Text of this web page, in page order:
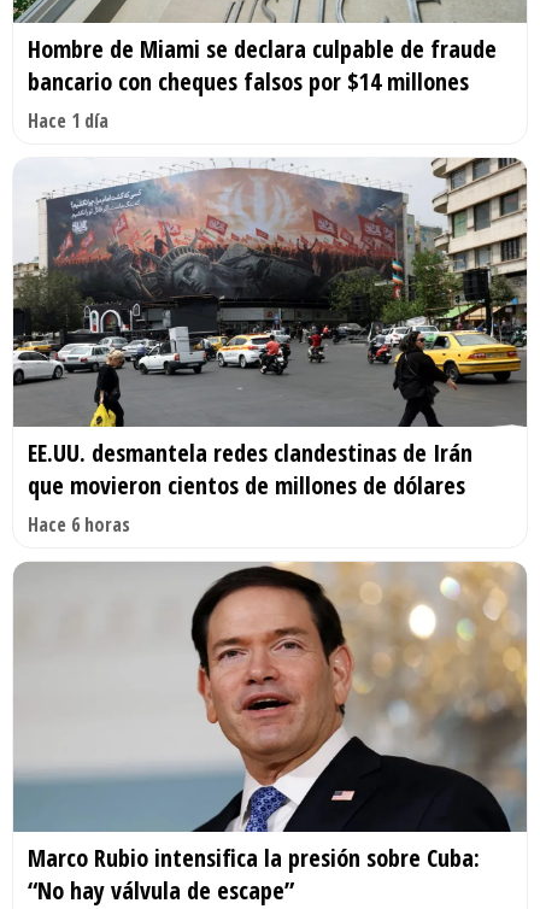
Hombre de Miami se declara culpable de fraude
bancario con cheques falsos por $14 millones
Hace 1 día
EE.UU. desmantela redes clandestinas de Irán
que movieron cientos de millones de dólares
Hace 6 horas
Marco Rubio intensifica la presión sobre Cuba:
“No hay válvula de escape”